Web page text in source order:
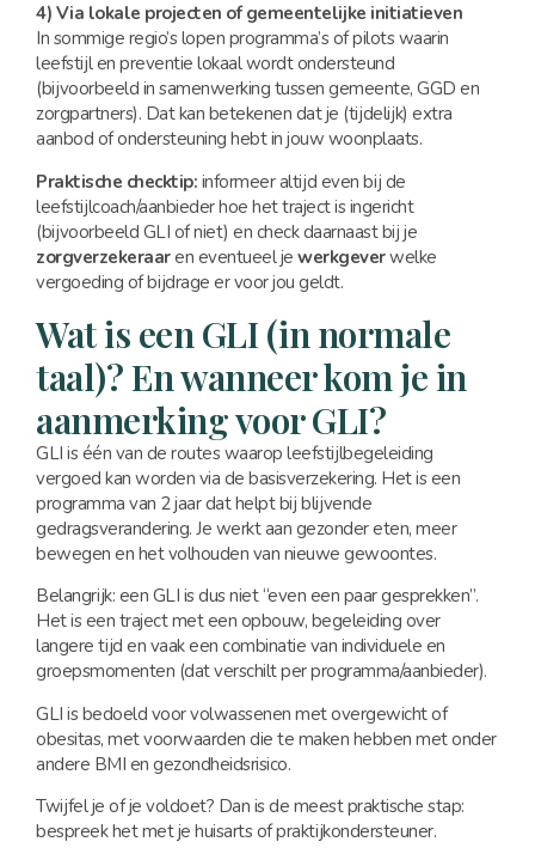
4) Via lokale projecten of gemeentelijke initiatieven
In sommige regio’s lopen programma’s of pilots waarin
leefstijl en preventie lokaal wordt ondersteund
(bijvoorbeeld in samenwerking tussen gemeente, GGD en
zorgpartners). Dat kan betekenen dat je (tijdelijk) extra
aanbod of ondersteuning hebt in jouw woonplaats.
Praktische checktip: informeer altijd even bij de
leefstijlcoach/aanbieder hoe het traject is ingericht
(bijvoorbeeld GLI of niet) en check daarnaast bij je
zorgverzekeraaren eventueel je werkgeverwelke
vergoeding of bijdrage er voor jou geldt.
Wat is een GLI (in normale
taal)? En wanneer kom je in
aanmerking voor GLI?
GLI is één van de routes waarop leefstijlbegeleiding
vergoed kan worden via de basisverzekering. Het is een
programma van 2 jaar dat helpt bij blijvende
gedragsverandering. Je werkt aan gezonder eten, meer
bewegen en het volhouden van nieuwe gewoontes.
Belangrijk: een GLI is dus niet “even een paar gesprekken”.
Het is een traject met een opbouw, begeleiding over
langere tijd en vaak een combinatie van individuele en
groepsmomenten (dat verschilt per programma/aanbieder).
GLI is bedoeld voor volwassenen met overgewicht of
obesitas, met voorwaarden die te maken hebben met onder
andere BMI en gezondheidsrisico.
Twijfel je of je voldoet? Dan is de meest praktische stap:
bespreek het met je huisarts of praktijkondersteuner.